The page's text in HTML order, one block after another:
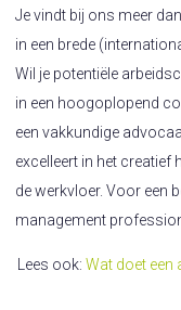
Je vindt bij ons meer
in een brede
Wil je potentiële
in een hoogoplopend
een vakkundige
excelleert in het creatief
de werkvloer. Voor een
management
Lees ook: Wat doet een